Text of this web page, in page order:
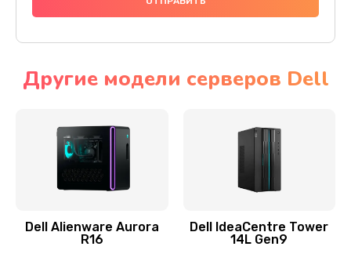
Ремонт цепей питания
Ремонт разъема питания
Другие модели серверов Dell
Dell Alienware Aurora
R16
Dell IdeaCentre Tower
14L Gen9